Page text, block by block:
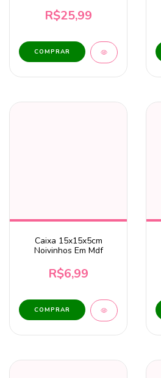
R$25,99
Caixa 15x15x5cm
Noivinhos Em Mdf
R$6,99